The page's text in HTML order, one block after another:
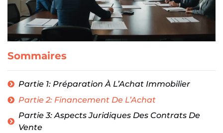
Sommaires
Partie 1: Préparation À L’Achat Immobilier
Partie 2: Financement De L’Achat
Partie 3: Aspects Juridiques Des Contrats De
Vente